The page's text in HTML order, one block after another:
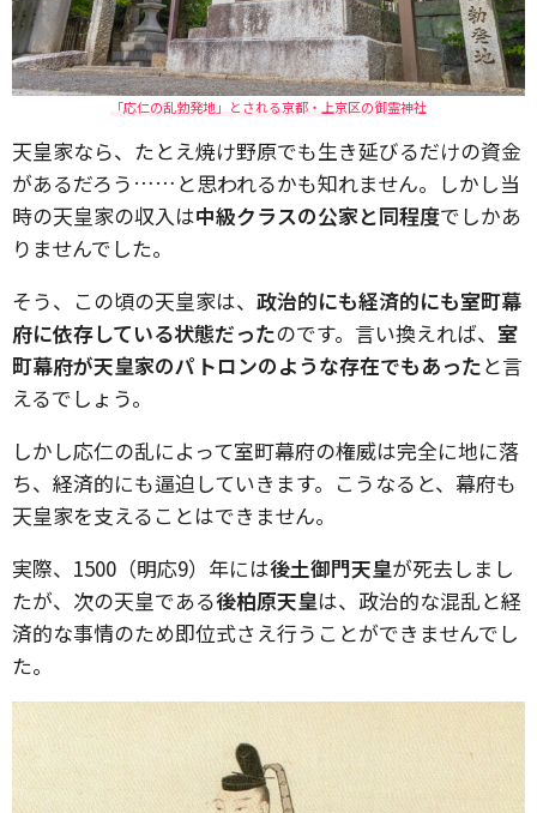
「応仁の乱勃発地」とされる京都・上京区の御霊神社
天皇家なら、たとえ焼け野原でも生き延びるだけの資金
があるだろう……と思われるかも知れません。しかし当
時の天皇家の収入は中級クラスの公家と同程度でしかあ
りませんでした。
そう、この頃の天皇家は、 政治的にも経済的にも室町幕
府に依存している状態だったのです。言い換えれば、 室
町幕府が天皇家のパトロンのような存在でもあったと言
えるでしょう。
しかし応仁の乱によって室町幕府の権威は完全に地に落
ち、経済的にも逼迫していきます。こうなると、幕府も
天皇家を支えることはできません。
実際、1500（明応9）年には後土御門天皇が死去しまし
たが、次の天皇である後柏原天皇は、政治的な混乱と経
済的な事情のため即位式さえ行うことができませんでし
た。